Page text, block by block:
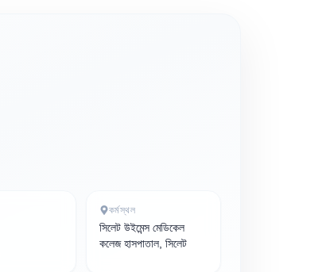
কর্মস্থল
সিলেট উইমেন্স মেডিকেল
কলেজ হাসপাতাল, সিলেট